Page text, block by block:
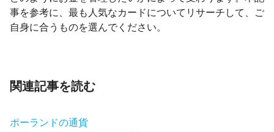
事を参考に、最も人気なカードについてリサーチして、ご
自身に合うものを選んでください。
関連記事を読む
ポーランドの通貨